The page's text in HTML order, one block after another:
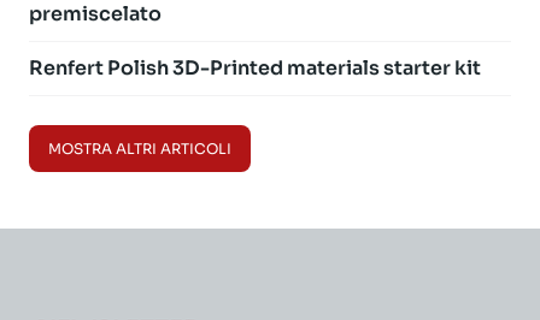
premiscelato
Renfert Polish 3D-Printed materials starter kit
MOSTRA ALTRI ARTICOLI